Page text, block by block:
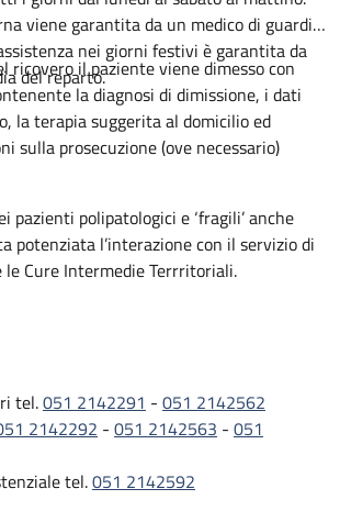
viene garantita da un medico di guardia
nei giorni festivi è garantita da
del reparto.
ricovero il paziente viene dimesso con
la diagnosi di dimissione, i dati
la terapia suggerita al domicilio ed
sulla prosecuzione (ove necessario)
pazienti polipatologici e ‘fragili’ anche
potenziata l’interazione con il servizio di
Cure Intermedie Terrritoriali.
tel.051 2142291 - 051 2142562
2142292 - 051 2142563 - 051
tel.051 2142592